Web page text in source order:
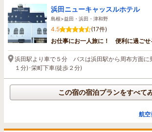
浜田ニューキャッスルホテル
島根>益田・浜田・津和野
4.5
(17件)
お仕事にお一人旅に！ 便利に過ごせ
浜田駅より車で５分 バスは浜田駅から周布方面に
１分)･栄町下車(徒歩２分)
この宿の宿泊プランをすべて
航空